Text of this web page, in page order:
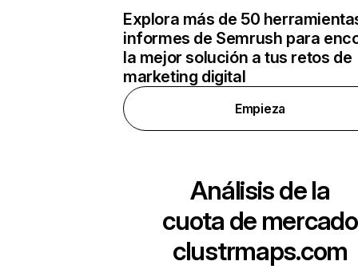
Explora más de 50
informes de Semrush para
la mejor solución a tus retos de
marketing digital
Empieza
Análisis de la
cuota de mercado
clustrmaps.com